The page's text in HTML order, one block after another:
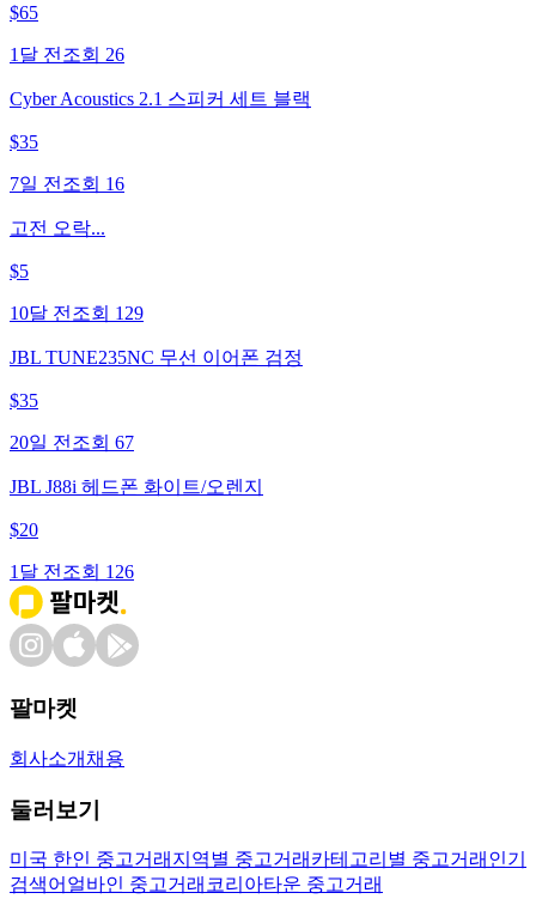
$65
1달 전 조회 26
Cyber Acoustics 2.1 스피커 세트 블랙
$35
7일 전 조회 16
고전 오락...
$5
10달 전 조회 129
JBL TUNE235NC 무선 이어폰 검정
$35
20일 전 조회 67
JBL J88i 헤드폰 화이트/오렌지
$20
1달 전 조회 126
팔마켓
회사소개 채용
둘러보기
미국 한인 중고거래 지역별 중고거래 카테고리별 중고거래 인기
검색어 얼바인 중고거래 코리아타운 중고거래